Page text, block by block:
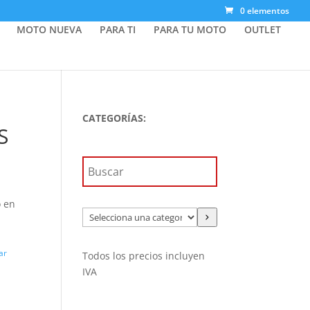
0 elementos
MOTO NUEVA PARA TI PARA TU MOTO OUTLET
en
CATEGORÍAS:
Selecciona
una
Todos los precios incluyen
IVA